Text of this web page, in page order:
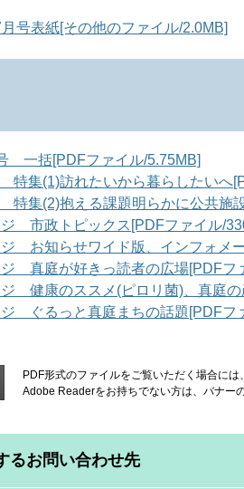
号表紙[その他のファイル/2.0MB]
一括[PDFファイル/5.75MB]
特集(1)訪れたいから暮らしたいへ
特集(2)抱える課題明らかに公共施
市政トピックス[PDFファイル/
お知らせワイド版、インフォメ
真庭が好きっ読者の広場[PDFフ
健康のススメ(ピロリ菌)、真庭
ぐるっと真庭まちの話題[PDFフ
PDF形式のファイルをご覧いただく場合に
Adobe Readerをお持ちでない方は、バナー
るお問い合わせ先